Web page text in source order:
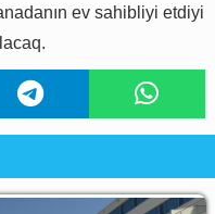
ev sahibliyi etdiyi